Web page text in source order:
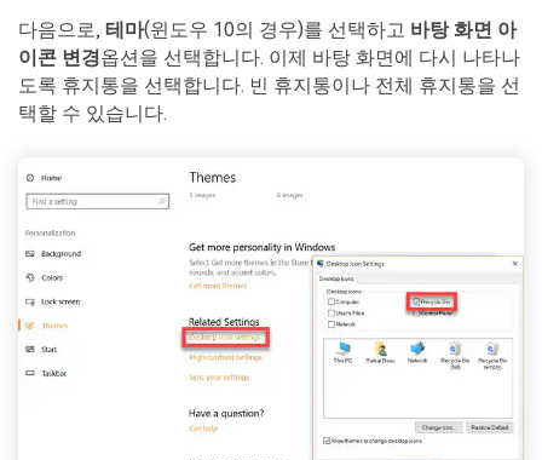
다음으로, 테마(윈도우 10의 경우)를 선택하고 바탕 화면 아
이콘 변경옵션을 선택합니다. 이제 바탕 화면에 다시 나타나
도록 휴지통을 선택합니다. 빈 휴지통이나 전체 휴지통을 선
택할 수 있습니다.